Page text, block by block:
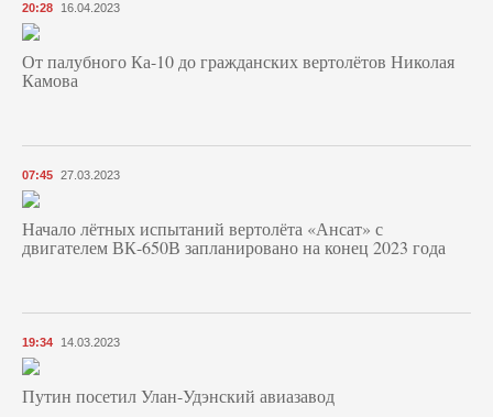
20:28 16.04.2023
От палубного Ка-10 до гражданских вертолётов Николая
Камова
07:45 27.03.2023
Начало лётных испытаний вертолёта «Ансат» с
двигателем ВК-650В запланировано на конец 2023 года
19:34 14.03.2023
Путин посетил Улан-Удэнский авиазавод